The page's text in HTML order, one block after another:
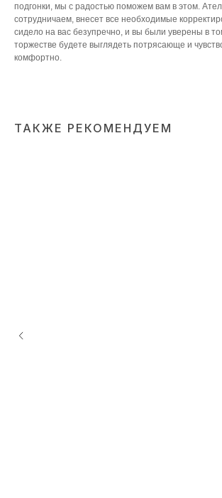
подгонки, мы с радостью поможем вам в этом.
сотрудничаем, внесет все необходимые
сидело на вас безупречно, и вы были уверены в
торжестве будете выглядеть потрясающе и
комфортно.
ТАКЖЕ РЕКОМЕНДУЕМ